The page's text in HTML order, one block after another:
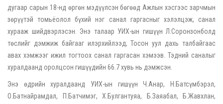
дугаар сарын 18-нд өргөн мэдүүлсэн бөгөөд Ажлын хэсгээс зарчмын
зөрүүтэй томьёолол бүхий нэг санал гаргасныг хэлэлцэж, санал
хурааж шийдвэрлэсэн. Энэ талаар УИХ-ын гишүүн Л.Соронзонболд
төслийг дэмжиж байгааг илэрхийлээд, Тосон уул дахь талбайгаас
авах хэмжээг ижил тогтоох санал гаргасан хэмээв. Тэдний саналыг
хуралдаанд оролцсон гишүүдийн 66.7 хувь нь дэмжсэн.
Энэ өдрийн хуралдаанд УИХ-ын гишүүн Ч.Анар, Н.Батсүмбэрэл,
О.Батнайрамдал, П.Батчимэг, Х.Булгантуяа, Б.Заяабал, Б.Жавхлан,